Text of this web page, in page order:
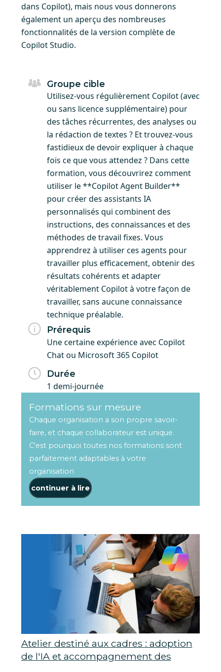
dans Copilot), mais nous vous donnerons
également un aperçu des nombreuses
fonctionnalités de la version complète de
Copilot Studio.
Groupe cible
Utilisez-vous régulièrement Copilot (avec
ou sans licence supplémentaire) pour
des tâches récurrentes, des analyses ou
la rédaction de textes ? Et trouvez-vous
fastidieux de devoir expliquer à chaque
fois ce que vous attendez ? Dans cette
formation, vous découvrirez comment
utiliser le **Copilot Agent Builder**
pour créer des assistants IA
personnalisés qui combinent des
instructions, des connaissances et des
méthodes de travail fixes. Vous
apprendrez à utiliser ces agents pour
travailler plus efficacement, obtenir des
résultats cohérents et adapter
véritablement Copilot à votre façon de
travailler, sans aucune connaissance
technique préalable.
Prérequis
Une certaine expérience avec Copilot
Chat ou Microsoft 365 Copilot
Durée
1 demi-journée
Formations sur mesure
Chaque organisation a son propre savoir-
faire, et chaque collaborateur est unique.
C'est pourquoi toutes nos formations sont
parfaitement adaptables à votre
organisation
continuer à lire
Atelier destiné aux cadres : adoption
de l'IA et accompagnement des